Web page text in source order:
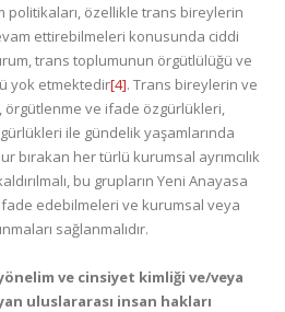
politikaları, özellikle trans bireylerin
ettirebilmeleri konusunda ciddi
trans toplumunun örgütlülüğü ve
yok etmektedir[4]. Trans bireylerin ve
ve ifade özgürlükleri,
ile gündelik yaşamlarında
bırakan her türlü kurumsal ayrımcılık
bu grupların Yeni Anayasa
edebilmeleri ve kurumsal veya
sağlanmalıdır.
ve cinsiyet kimliği ve/veya
uluslararası insan hakları